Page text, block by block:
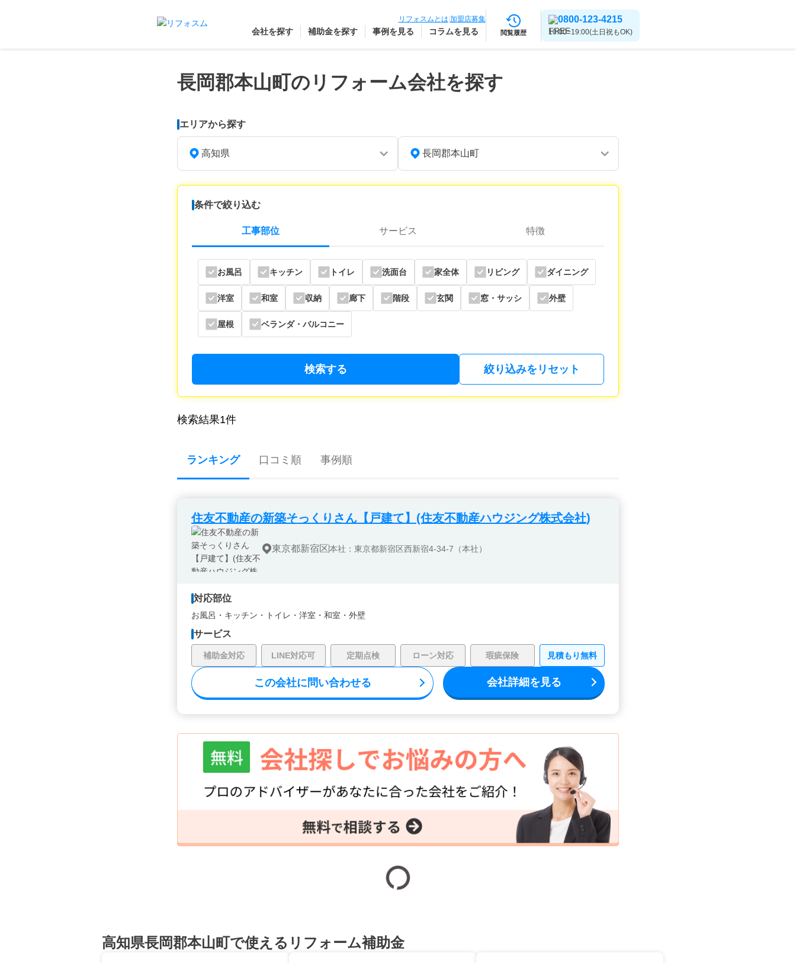
リフォスムとは|加盟店募集
会社を探す 補助金を探す 事例を見る コラムを見る 閲覧履歴
0800-123-4215
10:00~19:00(土日祝もOK)
長岡郡本山町のリフォーム会社を探す
エリアから探す
高知県 長岡郡本山町
条件で絞り込む
工事部位 サービス 特徴
お風呂 キッチン トイレ 洗面台 家全体 リビング ダイニング
洋室 和室 収納 廊下 階段 玄関 窓・サッシ 外壁
屋根 ベランダ・バルコニー
検索する 絞り込みをリセット
検索結果1件
ランキング 口コミ順 事例順
住友不動産の新築そっくりさん【戸建て】(住友不動産ハウジング株式会社)
東京都新宿区本社：東京都新宿区西新宿4-34-7（本社）
対応部位
お風呂・ キッチン・ トイレ・ 洋室・ 和室・ 外壁
サービス
補助金対応 LINE対応可 定期点検 ローン対応 瑕疵保険 見積もり無料
この会社に問い合わせる 会社詳細を見る
高知県長岡郡本山町で使えるリフォーム補助金